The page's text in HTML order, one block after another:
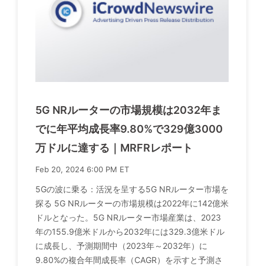
5G NRルーターの市場規模は2032年ま
でに年平均成長率9.80%で329億3000
万ドルに達する｜MRFRレポート
Feb 20, 2024 6:00 PM ET
5Gの波に乗る：活況を呈する5G NRルーター市場を
探る 5G NRルーターの市場規模は2022年に142億米
ドルとなった。5G NRルーター市場産業は、2023
年の155.9億米ドルから2032年には329.3億米ドル
に成長し、予測期間中（2023年～2032年）に
9.80%の複合年間成長率（CAGR）を示すと予測さ